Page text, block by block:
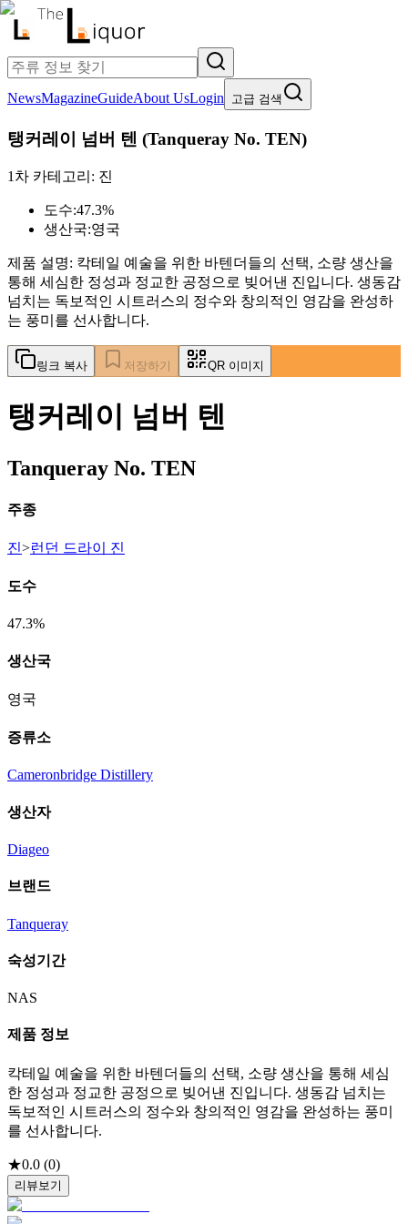
NewsMagazineGuideAbout UsLogin 고급 검색
탱커레이 넘버 텐 (Tanqueray No. TEN)
1차 카테고리: 진
도수:47.3%
생산국:영국
제품 설명: 칵테일 예술을 위한 바텐더들의 선택, 소량 생산을
통해 세심한 정성과 정교한 공정으로 빚어낸 진입니다. 생동감
넘치는 독보적인 시트러스의 정수와 창의적인 영감을 완성하
는 풍미를 선사합니다.
링크 복사 저장하기 QR 이미지
탱커레이 넘버 텐
Tanqueray No. TEN
주종
진>런던 드라이 진
도수
47.3%
생산국
영국
증류소
Cameronbridge Distillery
생산자
Diageo
브랜드
Tanqueray
숙성기간
NAS
제품 정보
칵테일 예술을 위한 바텐더들의 선택, 소량 생산을 통해 세심
한 정성과 정교한 공정으로 빚어낸 진입니다. 생동감 넘치는
독보적인 시트러스의 정수와 창의적인 영감을 완성하는 풍미
를 선사합니다.
★0.0 (0)
리뷰보기